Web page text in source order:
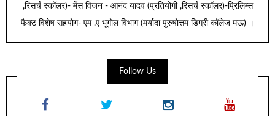
,रिसर्च स्कॉलर)- मेंस विजन - आनंद यादव (प्रतियोगी ,रिसर्च स्कॉलर)-प्रिलिम्स
फैक्ट विशेष सहयोग- एम .ए भूगोल विभाग (मर्यादा पुरुषोत्तम डिग्री कॉलेज मऊ) ।
Follow Us